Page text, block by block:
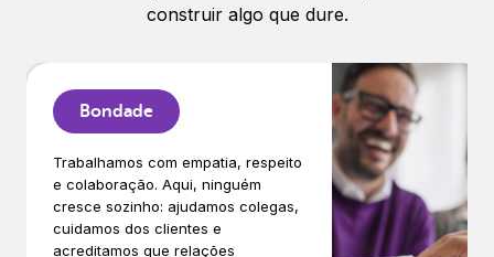
construir algo que dure.
Bondade
Trabalhamos com empatia, respeito
e colaboração. Aqui, ninguém
cresce sozinho: ajudamos colegas,
cuidamos dos clientes e
acreditamos que relações